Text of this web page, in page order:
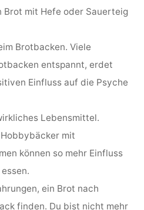
Brot mit Hefe oder Sauerteig
Brotbacken. Viele
entspannt, erdet
Einfluss auf die Psyche
Lebensmittel.
mit
können so mehr Einfluss
ein Brot nach
finden. Du bist nicht mehr